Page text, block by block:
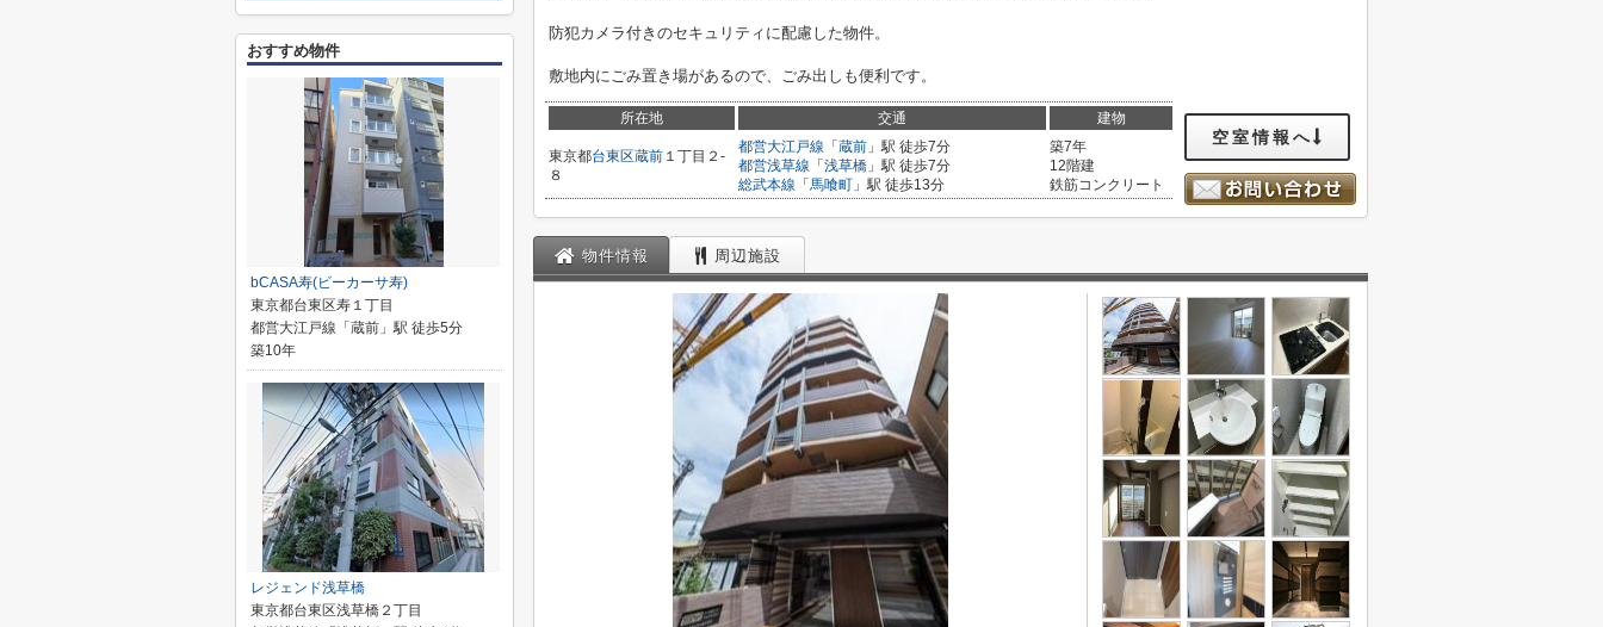
防犯カメラ付きのセキュリティに配慮した物件。
敷地内にごみ置き場があるので、ごみ出しも便利です。
所在地 交通 建物
東京都台東区蔵前 １丁目２-
８
都営大江戸線 「 蔵前 」駅 徒歩7分
都営浅草線 「 浅草橋 」駅 徒歩7分
総武本線 「 馬喰町 」駅 徒歩13分
築7年
12階建
鉄筋コンクリート
空室情報へ
物件情報 周辺施設
おすすめ物件
bCASA寿(ビーカーサ寿)
東京都台東区寿１丁目
都営大江戸線「蔵前」駅 徒歩5分
築10年
レジェンド浅草橋
東京都台東区浅草橋２丁目